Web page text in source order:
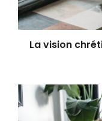
La vision